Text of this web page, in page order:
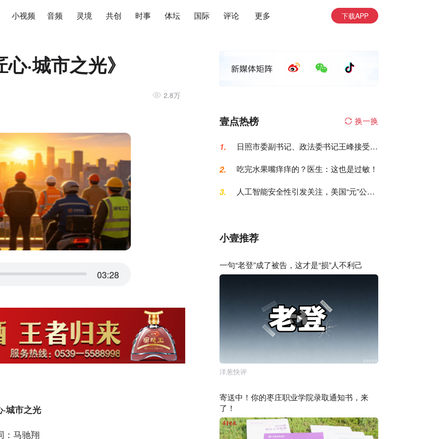
小视频 音频 灵境 共创 时事 体坛 国际 评论 更多 下载APP
·城市之光》
2.8万
03:28
城市之光
：马驰翔
壹点热榜 换一换
1.
日照市委副书记、政法委书记王峰接受纪
2.
吃完水果嘴痒痒的？医生：这也是过敏！
3.
人工智能安全性引发关注，美国“元”公司
小壹推荐
一句“老登”成了被告，这才是“损”人不利己
洋葱快评
寄送中！你的枣庄职业学院录取通知书，来
了！